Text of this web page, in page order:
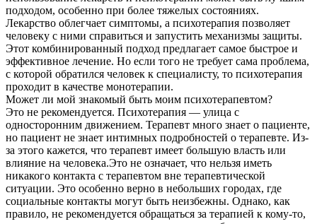
подходом, особенно при более тяжелых состояниях.
Лекарство облегчает симптомы, а психотерапия позволяет
человеку с ними справиться и запустить механизмы защиты.
Этот комбинированный подход предлагает самое быстрое и
эффективное лечение. Но если того не требует сама проблема,
с которой обратился человек к специалисту, то психотерапия
проходит в качестве монотерапии.
Может ли мой знакомый быть моим психотерапевтом?
Это не рекомендуется. Психотерапия — улица с
односторонним движением. Терапевт много знает о пациенте,
но пациент не знает интимных подробностей о терапевте. Из-
за этого кажется, что терапевт имеет большую власть или
влияние на человека.Это не означает, что нельзя иметь
никакого контакта с терапевтом вне терапевтической
ситуации. Это особенно верно в небольших городах, где
социальные контакты могут быть неизбежны. Однако, как
правило, не рекомендуется обращаться за терапией к кому-то,